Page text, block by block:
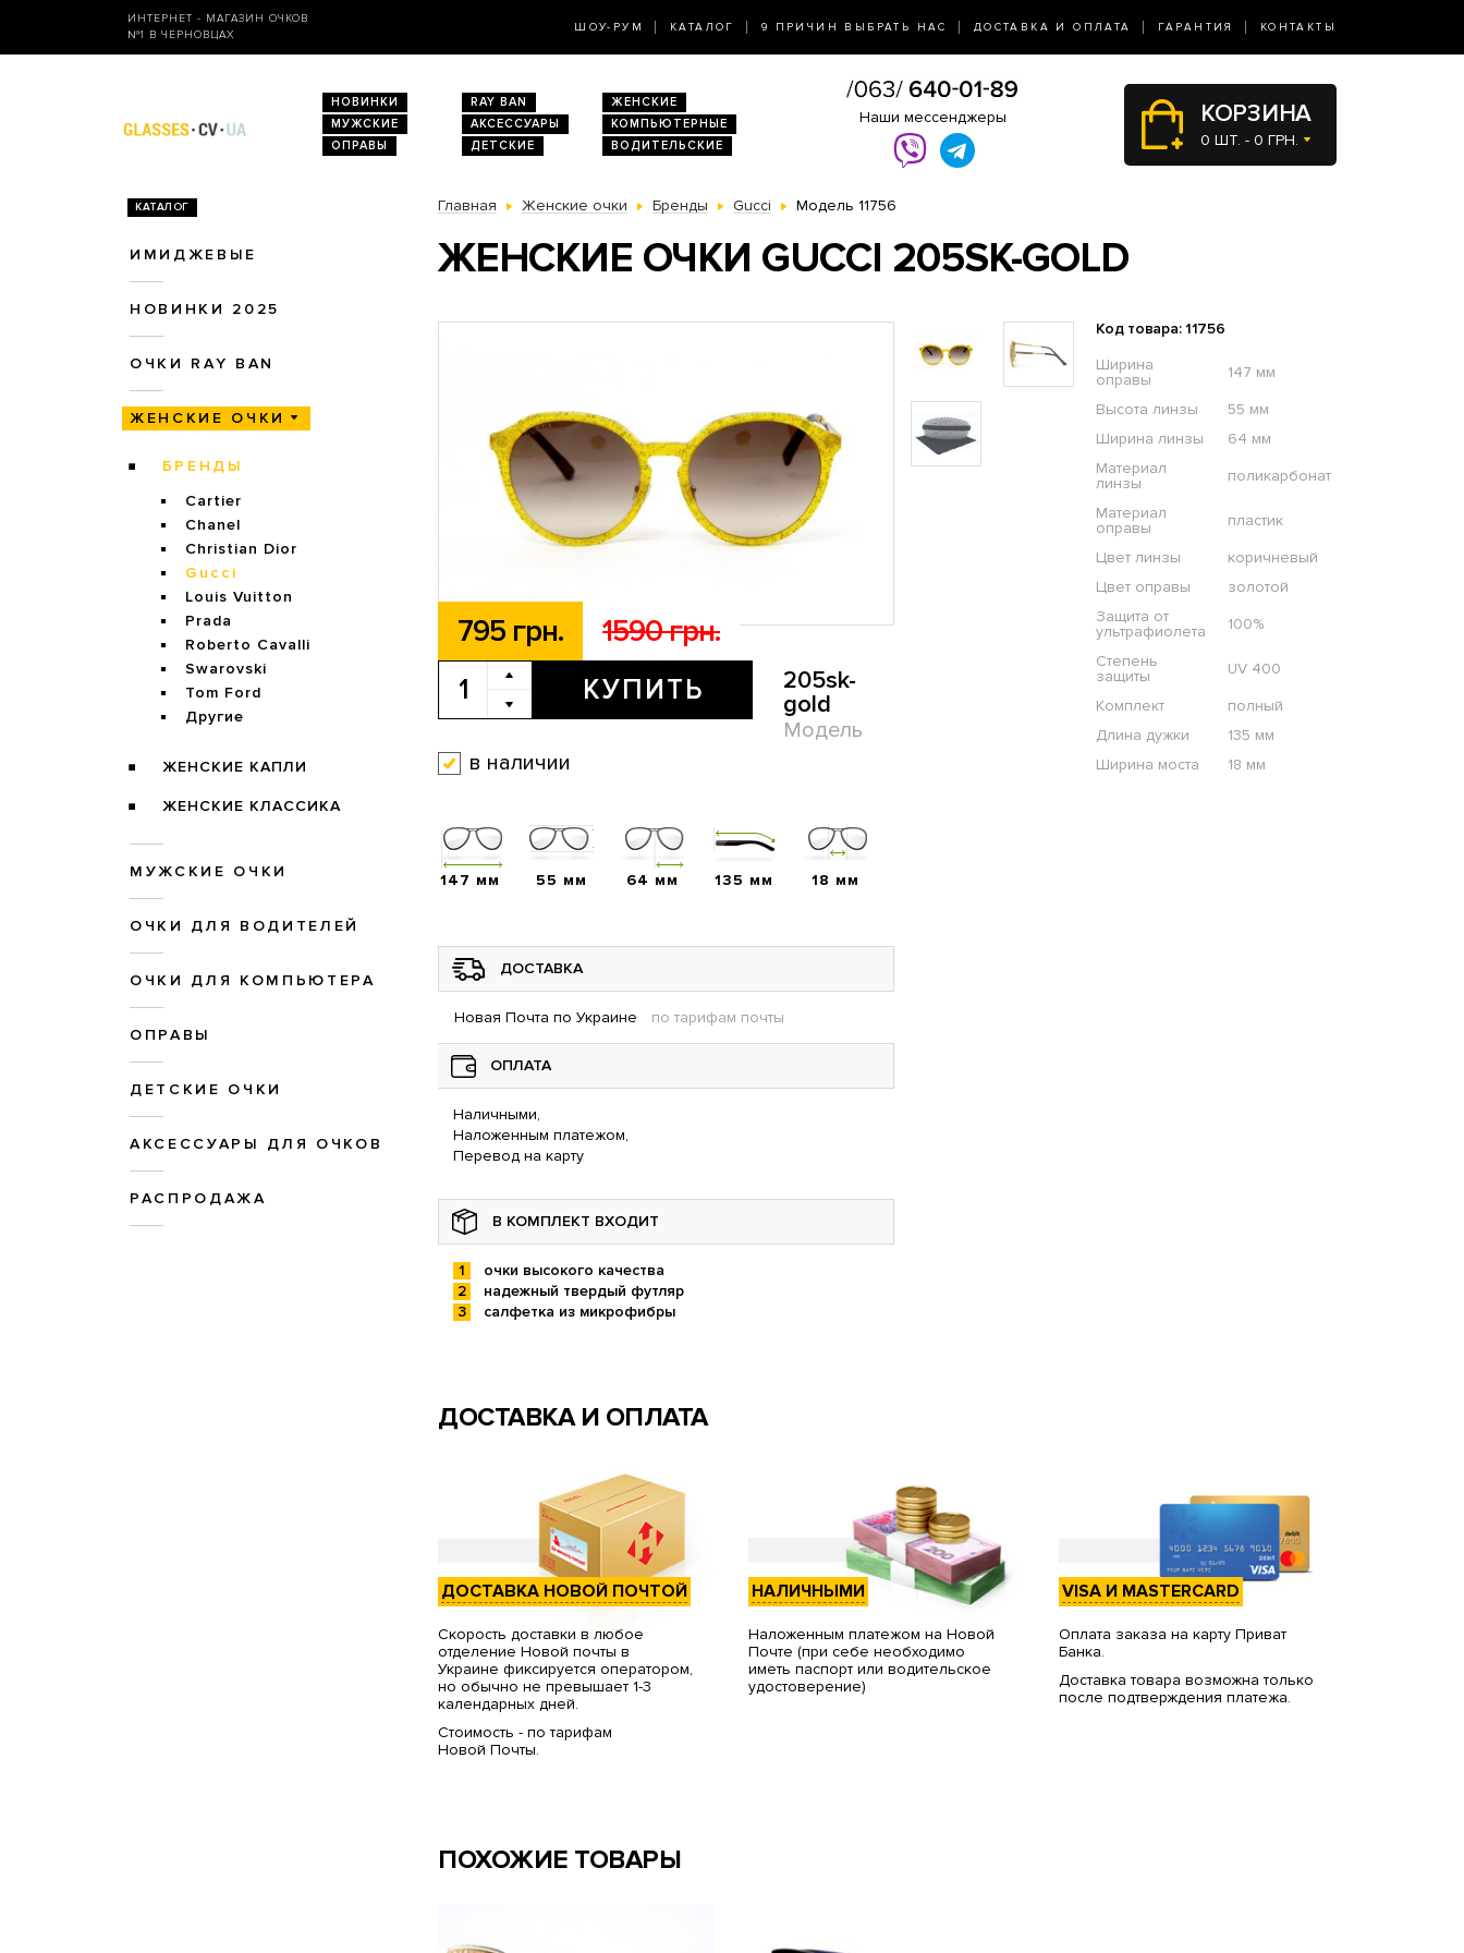
ИНТЕРНЕТ - МАГАЗИН ОЧКОВ
№1 В ЧЕРНОВЦАХ
ШОУ-РУМ КАТАЛОГ 9 ПРИЧИН ВЫБРАТЬ НАС ДОСТАВКА И ОПЛАТА ГАРАНТИЯ КОНТАКТЫ
НОВИНКИ RAY BAN
ЖЕНСКИЕ
МУЖСКИЕ
АКСЕССУАРЫ
КОМПЬЮТЕРНЫЕ
ОПРАВЫ
ДЕТСКИЕ ВОДИТЕЛЬСКИЕ
Наши мессенджеры КОРЗИНА
0 ШТ. - 0 ГРН.
КАТАЛОГ
ИМИДЖЕВЫЕ
НОВИНКИ 2025
ОЧКИ RAY BAN
ЖЕНСКИЕ ОЧКИ
БРЕНДЫ
Cartier
Chanel
Christian Dior
Gucci
Louis Vuitton
Prada
Roberto Cavalli
Swarovski
Tom Ford
Другие
ЖЕНСКИЕ КАПЛИ
ЖЕНСКИЕ КЛАССИКА
МУЖСКИЕ ОЧКИ
ОЧКИ ДЛЯ ВОДИТЕЛЕЙ
ОЧКИ ДЛЯ КОМПЬЮТЕРА
ОПРАВЫ
ДЕТСКИЕ ОЧКИ
АКСЕССУАРЫ ДЛЯ ОЧКОВ
РАСПРОДАЖА
Главная Женские очки Бренды Gucci Модель 11756
ЖЕНСКИЕ ОЧКИ GUCCI 205SK-GOLD
795 грн. 1590 грн.
КУПИТЬ
205sk-
gold
Модель
в наличии
Код товара: 11756
Ширина
оправы
147 мм
Высота линзы
55 мм
Ширина линзы
64 мм
Материал
линзы
поликарбонат
Материал
оправы
пластик
Цвет линзы
коричневый
Цвет оправы
золотой
Защита от
ультрафиолета
100%
Степень
защиты
UV 400
Комплект
полный
Длина дужки
135 мм
Ширина моста
18 мм
147 мм 55 мм 64 мм 135 мм 18 мм
ДОСТАВКА
Новая Почта по Украине по тарифам почты
ОПЛАТА
Наличными,
Наложенным платежом,
Перевод на карту
В КОМПЛЕКТ ВХОДИТ
очки высокого качества
надежный твердый футляр
салфетка из микрофибры
ДОСТАВКА И ОПЛАТА
ДОСТАВКА НОВОЙ ПОЧТОЙ
Скорость доставки в любое
отделение Новой почты в
Украине фиксируется оператором,
но обычно не превышает 1-3
календарных дней.
Стоимость - по тарифам
Новой Почты.
НАЛИЧНЫМИ
Наложенным платежом на Новой
Почте (при себе необходимо
иметь паспорт или водительское
удостоверение)
VISA И MASTERCARD
Оплата заказа на карту Приват
Банка.
Доставка товара возможна только
после подтверждения платежа.
ПОХОЖИЕ ТОВАРЫ